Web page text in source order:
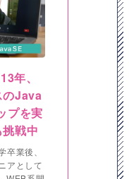
年、
のJava
プを実
戦中
卒業後、
アとして